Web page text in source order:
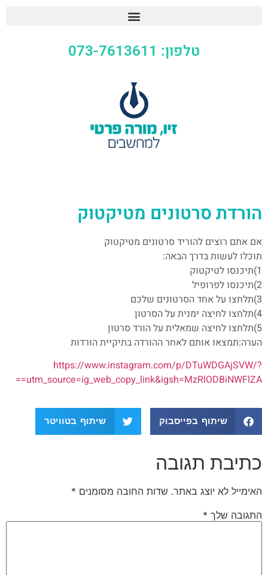
טלפון: 073-7613611
הורדת סרטונים מטיקטוק
אם אתם רוצים להוריד סרטונים מטיקטוק
תוכלו לעשות בדרך הבאה:
1)תיכנסו לטיקטוק
2)תיכנסו לפרופיל
3)תלחצו על אחד הסרטונים שלכם
4)תלחצו לחיצה ימנית על הסרטון
5)תלחצו לחיצה שמאלית על הורד סרטון
הערה:תמצאו אותם לאחר ההורדה בתיקיית הורדות
https://www.instagram.com/p/DTuWDGAjSVW/?
utm_source=ig_web_copy_link&igsh=MzRlODBiNWFlZA==
שיתוף בפייסבוק שיתוף בטוויטר
כתיבת תגובה
האימייל לא יוצג באתר. שדות החובה מסומנים *
התגובה שלך *